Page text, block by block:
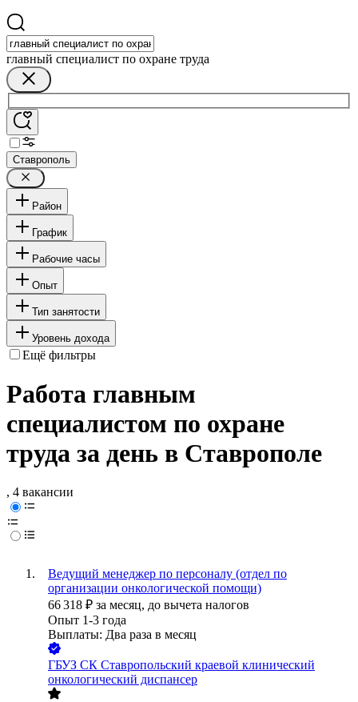
главный специалист по охране труда
Ставрополь
Район
График
Рабочие часы
Опыт
Тип занятости
Уровень дохода
Ещё фильтры
Работа главным
специалистом по охране
труда за день в Ставрополе
, 4 вакансии
Ведущий менеджер по персоналу (отдел по
организации онкологической помощи)
66 318 ₽ за месяц, до вычета налогов
Опыт 1-3 года
Выплаты: Два раза в месяц
ГБУЗ СК Ставропольский краевой клинический
онкологический диспансер